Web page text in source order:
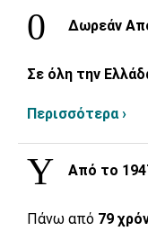
Δωρεάν
Σε όλη την
Περισσότερα ›
Από το
Πάνω από 79